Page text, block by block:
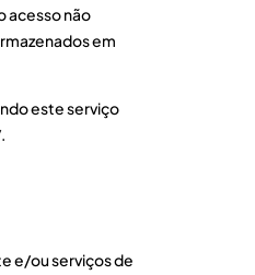
acesso não
em
este serviço
e/ou serviços de